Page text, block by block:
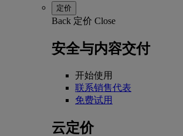
定价
Back 定价 Close
安全与内容交付
开始使用
联系销售代表
免费试用
云定价